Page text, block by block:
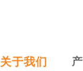
关于我们